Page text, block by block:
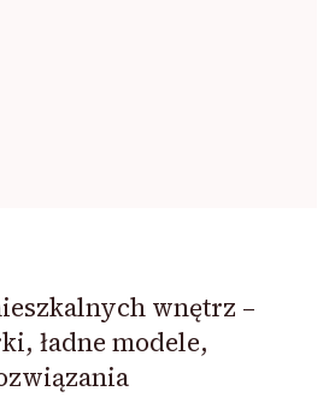
wnętrz –
ładne modele,